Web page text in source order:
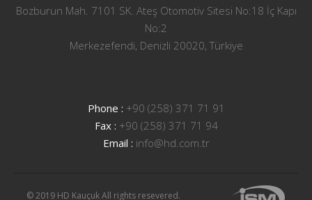
Bozburun Mah. 7101 SK. Ateş Otomotiv Sitesi No:18 İç Kapı
No:2
Merkezefendi, Denizli 20020, Türkiye
Phone : +90 (258) 371 71 91
Fax : +90 (258) 371 71 94
Email : info@hd.com.tr
© 2019 HD Kauçuk All rights resevered.